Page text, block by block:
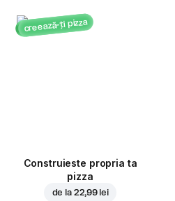
creează-ți pizza
Construieste propria ta
pizza
de la 22,99 lei